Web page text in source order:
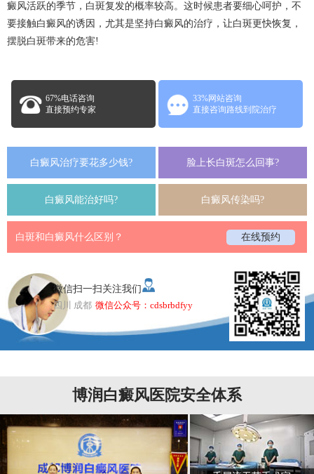
癜风活跃的季节，白斑复发的概率较高。这时候患者要细心呵护，不
要接触白癜风的诱因，尤其是坚持白癜风的治疗，让白斑更快恢复，
摆脱白斑带来的危害!
67%电话咨询
直接预约专家
33%网站咨询
直接咨询路线到院治疗
白癜风治疗要花多少钱? 脸上长白斑怎么回事?
白癜风能治好吗? 白癜风传染吗?
白斑和白癜风什么区别？ 在线预约
微信扫一扫关注我们
四川 成都 微信公众号：cdsbrbdfyy
博润白癜风医院安全体系